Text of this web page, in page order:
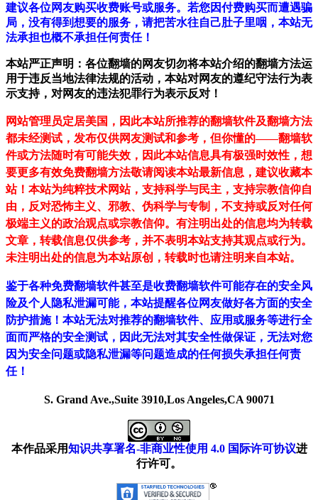
建议各位网友购买收费账号或服务。若您因付费购买而遭遇骗
局，没有得到想要的服务，请把苦水往自己肚子里咽，本站无
法承担也概不承担任何责任！
本站严正声明：各位翻墙的网友切勿将本站介绍的翻墙方法运
用于违反当地法律法规的活动，本站对网友的遵纪守法行为表
示支持，对网友的违法犯罪行为表示反对！
网站管理员定居美国，因此本站所推荐的翻墙软件及翻墙方法
都未经测试，发布仅供网友测试和参考，但你懂的——翻墙软
件或方法随时有可能失效，因此本站信息具有极强时效性，想
要更多有效免费翻墙方法敬请阅读本站最新信息，建议收藏本
站！ 本站为纯粹技术网站，支持科学与民主，支持宗教信仰自
由，反对恐怖主义、邪教、伪科学与专制，不支持或反对任何
极端主义的政治观点或宗教信仰。有注明出处的信息均为转载
文章，转载信息仅供参考，并不表明本站支持其观点或行为。
未注明出处的信息为本站原创，转载时也请注明来自本站。
鉴于各种免费翻墙软件甚至是收费翻墙软件可能存在的安全风
险及个人隐私泄漏可能，本站提醒各位网友做好各方面的安全
防护措施！本站无法对推荐的翻墙软件、应用或服务等进行全
面而严格的安全测试，因此无法对其安全性做保证，无法对您
因为安全问题或隐私泄漏等问题造成的任何损失承担任何责
任！
S. Grand Ave.,Suite 3910,Los Angeles,CA 90071
本作品采用知识共享署名-非商业性使用 4.0 国际许可协议进
行许可。